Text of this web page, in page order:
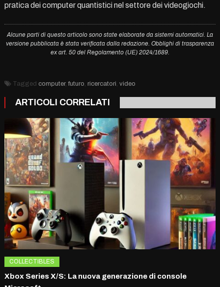
pratica dei computer quantistici nel settore dei videogiochi.
Alcune parti di questo articolo sono state elaborate da sistemi automatici. La
versione pubblicata è stata verificata dalla redazione. Obblighi di trasparenza
ex art. 50 del Regolamento (UE) 2024/1689.
Tagged computer,futuro ricercatori video
ARTICOLI CORRELATI
COLLECTIBLES
Xbox Series X/S: La nuova generazione di console